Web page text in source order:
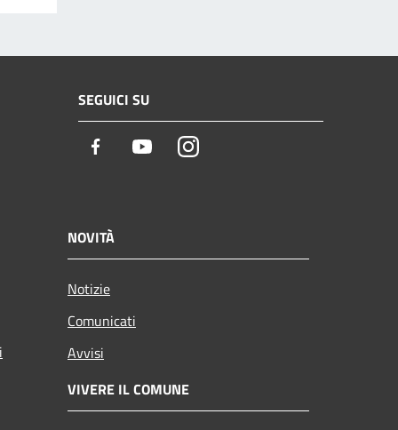
SEGUICI SU
Facebook YoutubeInstagram
NOVITÀ
Notizie
Comunicati
Avvisi
VIVERE IL COMUNE